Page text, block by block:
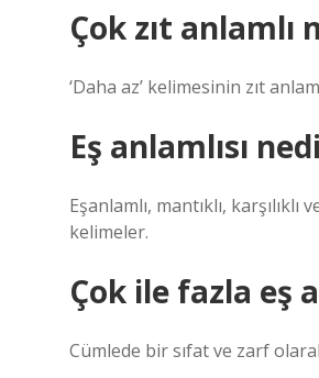
Çok zıt anlamlı
‘Daha az’ kelimesinin zıt
Eş anlamlısı
Eşanlamlı, mantıklı,
kelimeler.
Çok ile fazla eş
Cümlede bir sıfat ve zarf